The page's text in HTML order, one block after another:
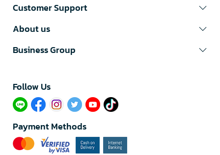
Customer Support
About us
Business Group
Follow Us​
Payment Methods